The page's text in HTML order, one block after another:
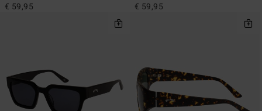
€ 59,95 € 59,95